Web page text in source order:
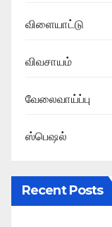
விளையாட்டு
விவசாயம்
வேலைவாய்ப்பு
ஸ்பெஷல்
Recent Posts